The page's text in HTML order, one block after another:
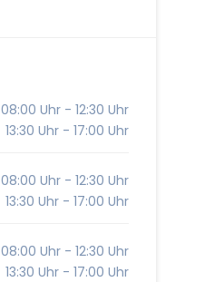
08:00 Uhr - 12:30 Uhr
13:30 Uhr - 17:00 Uhr
08:00 Uhr - 12:30 Uhr
13:30 Uhr - 17:00 Uhr
08:00 Uhr - 12:30 Uhr
13:30 Uhr - 17:00 Uhr